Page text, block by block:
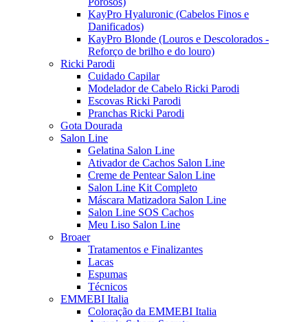
KayPro Hyaluronic (Cabelos Finos e
Danificados)
KayPro Blonde (Louros e Descolorados -
Reforço de brilho e do louro)
Ricki Parodi
Cuidado Capilar
Modelador de Cabelo Ricki Parodi
Escovas Ricki Parodi
Pranchas Ricki Parodi
Gota Dourada
Salon Line
Gelatina Salon Line
Ativador de Cachos Salon Line
Creme de Pentear Salon Line
Salon Line Kit Completo
Máscara Matizadora Salon Line
Salon Line SOS Cachos
Meu Liso Salon Line
Broaer
Tratamentos e Finalizantes
Lacas
Espumas
Técnicos
EMMEBI Italia
Coloração da EMMEBI Italia